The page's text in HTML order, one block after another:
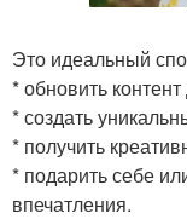
Это идеальный
* обновить
* создать
* получить
* подарить себе
впечатления.